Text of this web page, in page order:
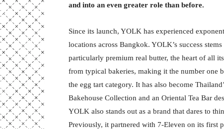
and into an even greater role than before.
Since its launch, YOLK has experienced
locations across Bangkok. YOLK’s success
particularly premium real butter, the heart of all
from typical bakeries, making it the number one
the egg tart category. It has also become
Bakehouse Collection and an Oriental Tea Bar
YOLK also stands out as a brand that dares to
Previously, it partnered with 7-Eleven on its first